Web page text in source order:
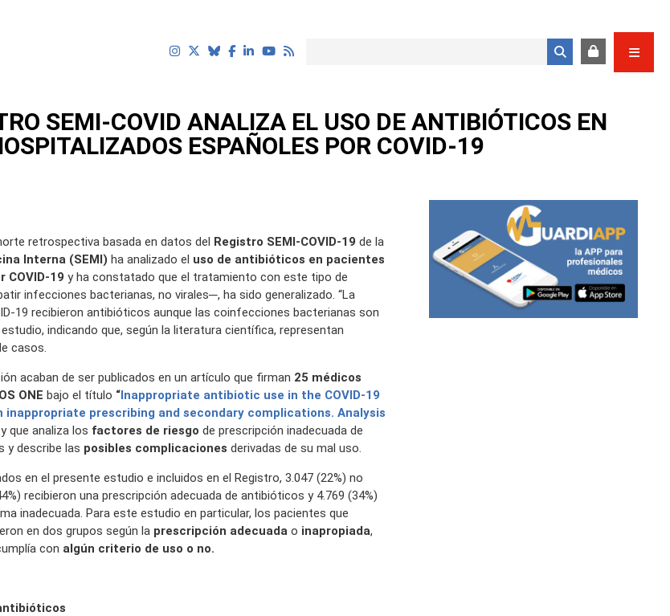
SEMI-COVID ANALIZA EL USO DE ANTIBIÓTICOS EN
ESPAÑOLES POR COVID-19
retrospectiva basada en datos del Registro SEMI-COVID-19 de la
Interna (SEMI) ha analizado el uso de antibióticos en pacientes
COVID-19 y ha constatado que el tratamiento con este tipo de
infecciones bacterianas, no virales─, ha sido generalizado. “La
19 recibieron antibióticos aunque las coinfecciones bacterianas son
indicando que, según la literatura científica, representan
casos.
acaban de ser publicados en un artículo que firman 25 médicos
ONE bajo el título “Inappropriate antibiotic use in the COVID-19
prescribing and secondary complications. Analysis
y que analiza los factores de riesgo de prescripción inadecuada de
y describe las posibles complicaciones derivadas de su mal uso.
en el presente estudio e incluidos en el Registro, 3.047 (22%) no
recibieron una prescripción adecuada de antibióticos y 4.769 (34%)
inadecuada. Para este estudio en particular, los pacientes que
en dos grupos según la prescripción adecuada o inapropiada,
con algún criterio de uso o no.